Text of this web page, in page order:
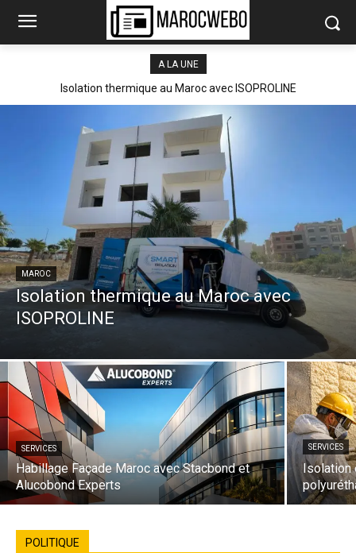
A LA UNE
Isolation thermique au Maroc avec ISOPROLINE
MAROC
Isolation thermique au Maroc avec
ISOPROLINE
SERVICES
Habillage Façade Maroc avec Stacbond et
Alucobond Experts
SERVICES
Isolation
POLITIQUE